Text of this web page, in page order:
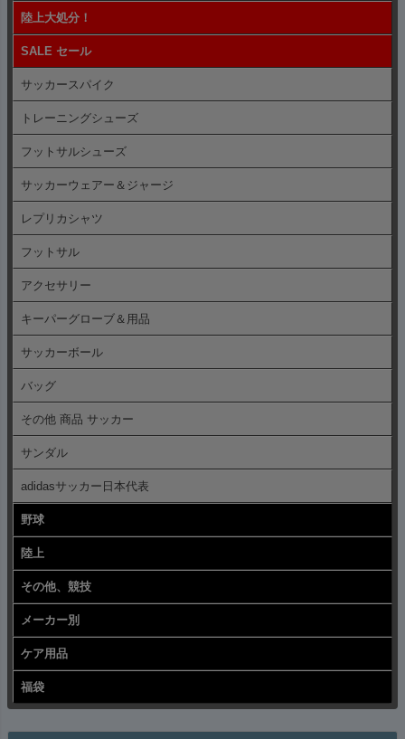
陸上大処分！
SALE セール
サッカースパイク
トレーニングシューズ
フットサルシューズ
サッカーウェアー＆ジャージ
レプリカシャツ
フットサル
アクセサリー
キーパーグローブ＆用品
サッカーボール
バッグ
その他 商品 サッカー
サンダル
adidasサッカー日本代表
野球
陸上
その他、競技
メーカー別
ケア用品
福袋